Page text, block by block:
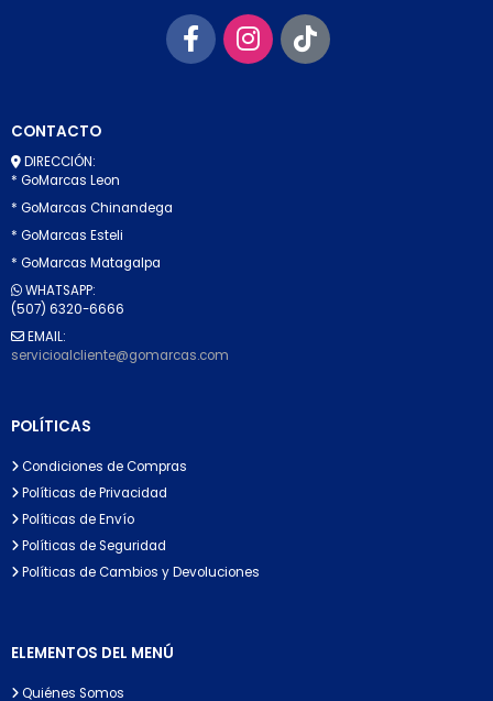
CONTACTO
DIRECCIÓN:
* GoMarcas Leon
* GoMarcas Chinandega
* GoMarcas Esteli
* GoMarcas Matagalpa
WHATSAPP:
(507) 6320-6666
EMAIL:
servicioalcliente@gomarcas.com
POLÍTICAS
Condiciones de Compras
Políticas de Privacidad
Políticas de Envío
Políticas de Seguridad
Políticas de Cambios y Devoluciones
ELEMENTOS DEL MENÚ
Quiénes Somos